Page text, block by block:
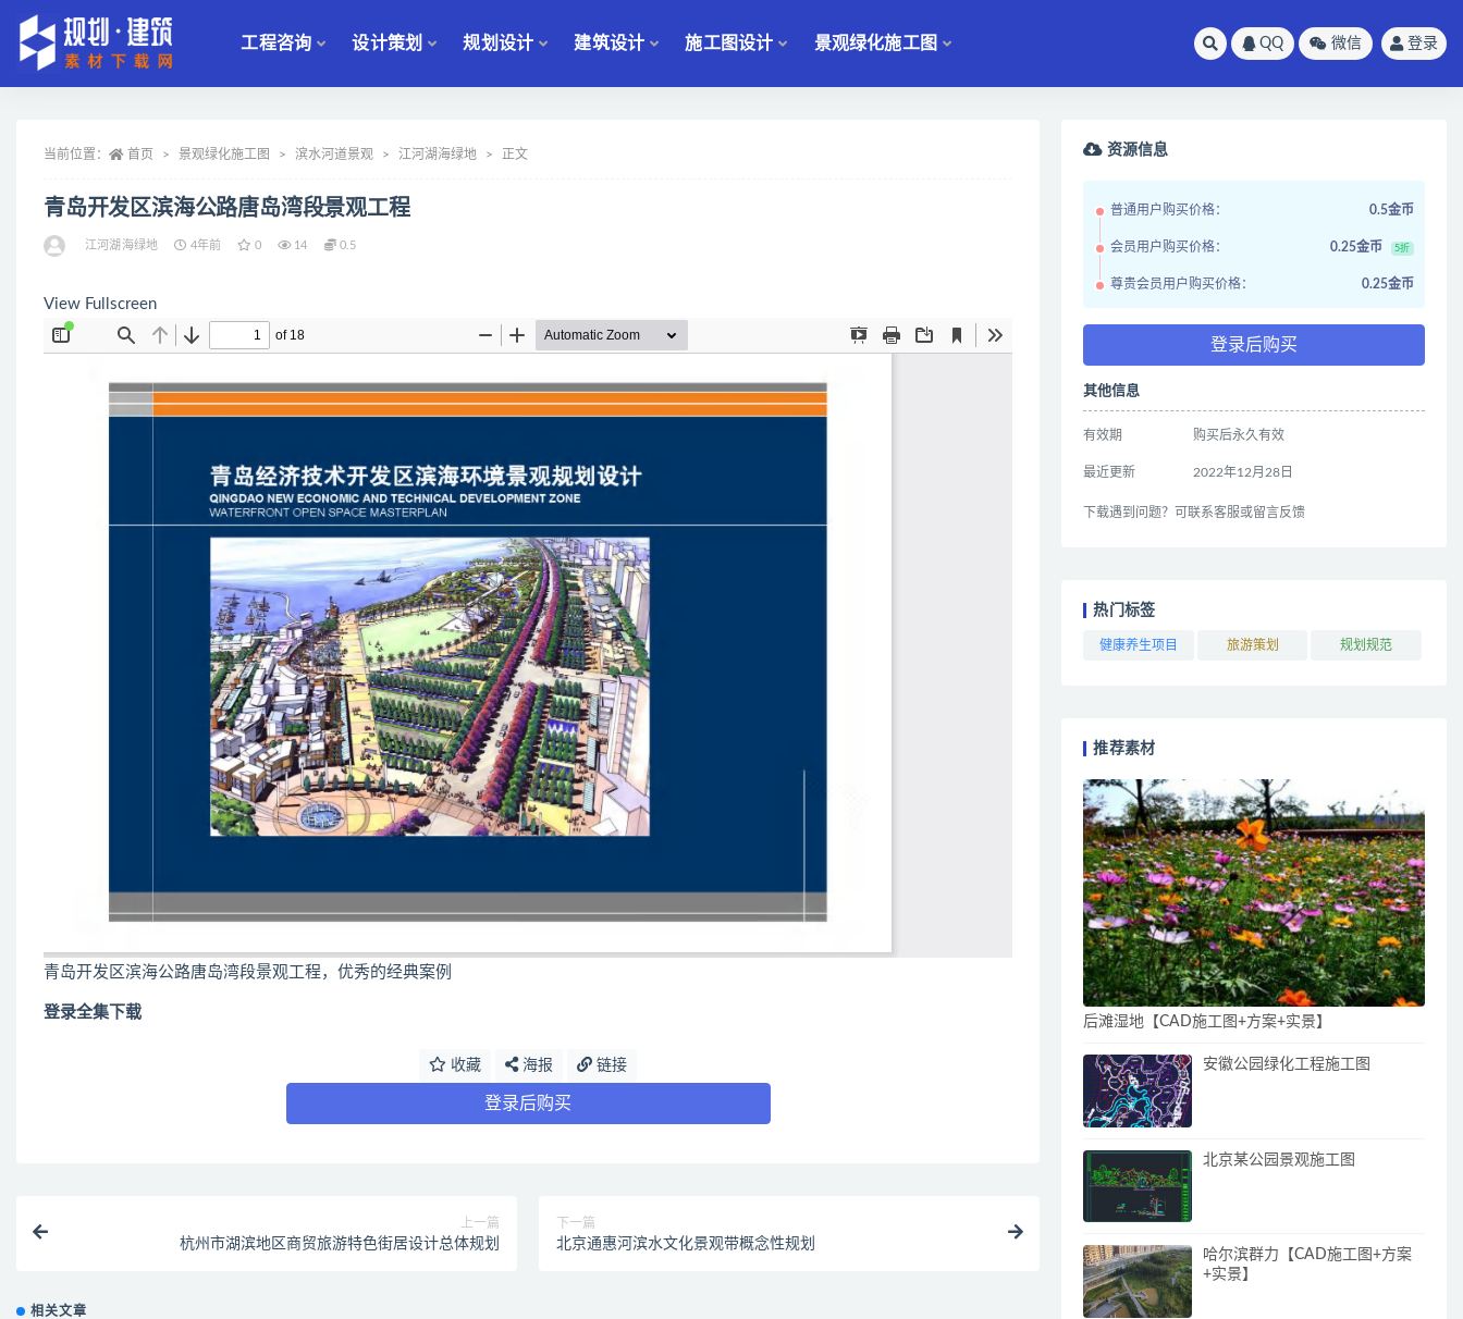
工程咨询 设计策划 规划设计 建筑设计 施工图设计 景观绿化施工图 QQ 微信 登录
当前位置： 首页 景观绿化施工图 滨水河道景观 江河湖海绿地 正文
青岛开发区滨海公路唐岛湾段景观工程
江河湖海绿地 4年前 0 14 0.5
View Fullscreen
青岛开发区滨海公路唐岛湾段景观工程，优秀的经典案例
登录全集下载
收藏 海报 链接
登录后购买
上一篇
杭州市湖滨地区商贸旅游特色街居设计总体规划
下一篇
北京通惠河滨水文化景观带概念性规划
相关文章
资源信息
普通用户购买价格： 0.5金币
会员用户购买价格： 0.25金币 5折
尊贵会员用户购买价格： 0.25金币
登录后购买
其他信息
有效期 购买后永久有效
最近更新 2022年12月28日
下载遇到问题？可联系客服或留言反馈
热门标签
健康养生项目 旅游策划 规划规范
推荐素材
后滩湿地【CAD施工图+方案+实景】
安徽公园绿化工程施工图
北京某公园景观施工图
哈尔滨群力【CAD施工图+方案
+实景】